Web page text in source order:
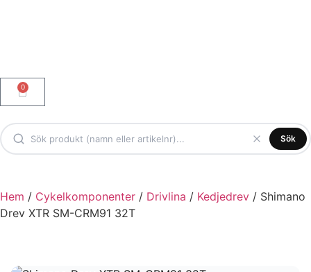
0
Sök
Hem / Cykelkomponenter / Drivlina / Kedjedrev / Shimano
Drev XTR SM-CRM91 32T